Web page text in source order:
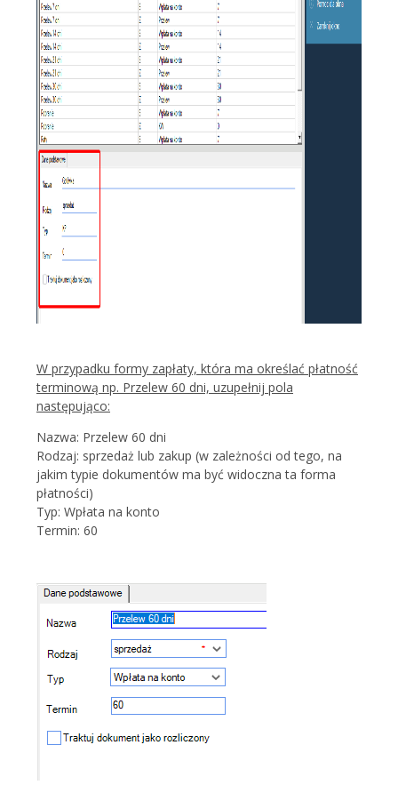
W przypadku formy zapłaty, która ma określać płatność
terminową np. Przelew 60 dni, uzupełnij pola
następująco:
Nazwa: Przelew 60 dni
Rodzaj: sprzedaż lub zakup (w zależności od tego, na
jakim typie dokumentów ma być widoczna ta forma
płatności)
Typ: Wpłata na konto
Termin: 60